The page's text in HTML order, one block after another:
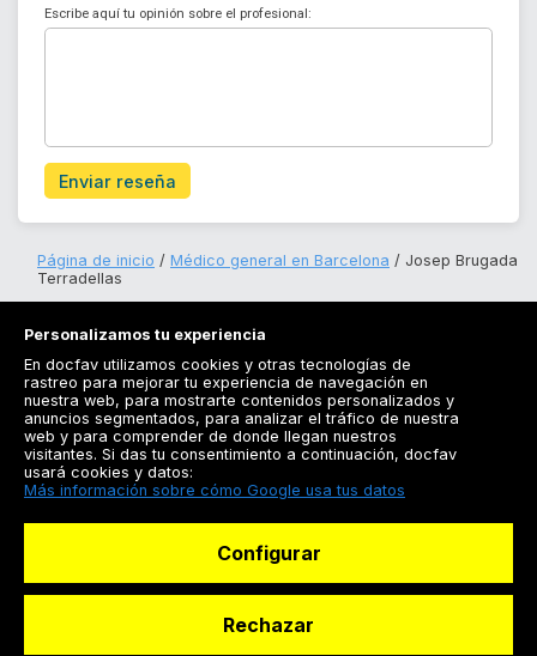
Escribe aquí tu opinión sobre el profesional:
Enviar reseña
Página de inicio Médico general en Barcelona
Josep Brugada
Terradellas
Registrarse
Docfav
Personalizamos tu experiencia
En docfav utilizamos cookies y otras tecnologías de
rastreo para mejorar tu experiencia de navegación en
nuestra web, para mostrarte contenidos personalizados y
anuncios segmentados, para analizar el tráfico de nuestra
web y para comprender de donde llegan nuestros
visitantes. Si das tu consentimiento a continuación, docfav
usará cookies y datos:
Más información sobre cómo Google usa tus datos
Configurar
Rechazar